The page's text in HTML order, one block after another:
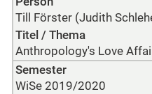
Till Förster (Judith
Titel / Thema
Anthropology's Love
Semester
WiSe 2019/2020